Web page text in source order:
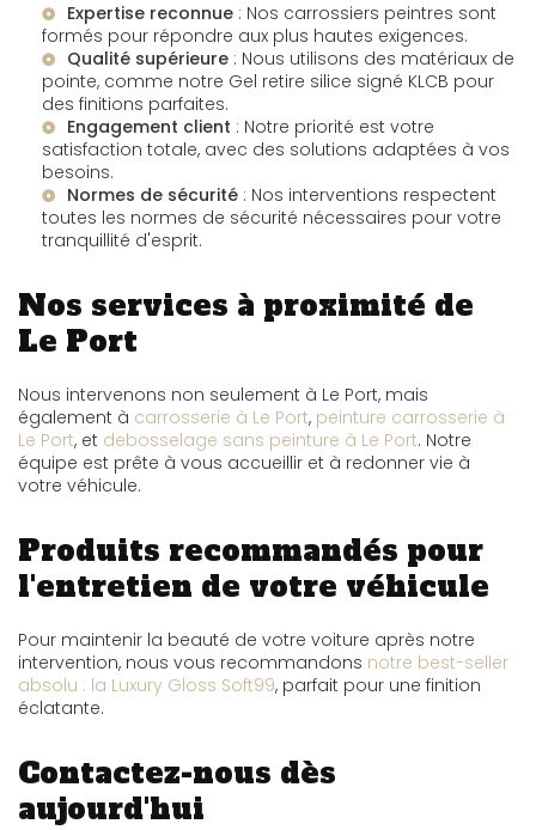
Expertise reconnue : Nos carrossiers peintres sont
formés pour répondre aux plus hautes exigences.
Qualité supérieure : Nous utilisons des matériaux de
pointe, comme notre Gel retire silice signé KLCB pour
des finitions parfaites.
Engagement client : Notre priorité est votre
satisfaction totale, avec des solutions adaptées à vos
besoins.
Normes de sécurité : Nos interventions respectent
toutes les normes de sécurité nécessaires pour votre
tranquillité d'esprit.
Nos services à proximité de
Le Port
Nous intervenons non seulement à Le Port, mais
également à carrosserie à Le Port, peinture carrosserie à
Le Port, et debosselage sans peinture à Le Port. Notre
équipe est prête à vous accueillir et à redonner vie à
votre véhicule.
Produits recommandés pour
l'entretien de votre véhicule
Pour maintenir la beauté de votre voiture après notre
intervention, nous vous recommandons notre best-seller
absolu : la Luxury Gloss Soft99, parfait pour une finition
éclatante.
Contactez-nous dès
aujourd'hui